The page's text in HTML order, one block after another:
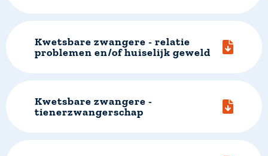
Kwetsbare zwangere - relatie
problemen en/of huiselijk geweld
Kwetsbare zwangere -
tienerzwangerschap